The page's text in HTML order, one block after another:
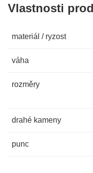
Vlastnosti
materiál / ryzost
váha
rozměry
drahé kameny
punc